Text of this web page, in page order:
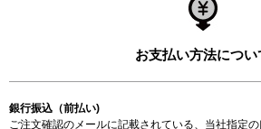
お支払い方法につい
銀行振込（前払い)
ご注文確認のメールに記載されている、当社指定